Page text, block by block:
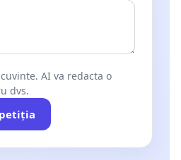
AI va redacta o
dvs.